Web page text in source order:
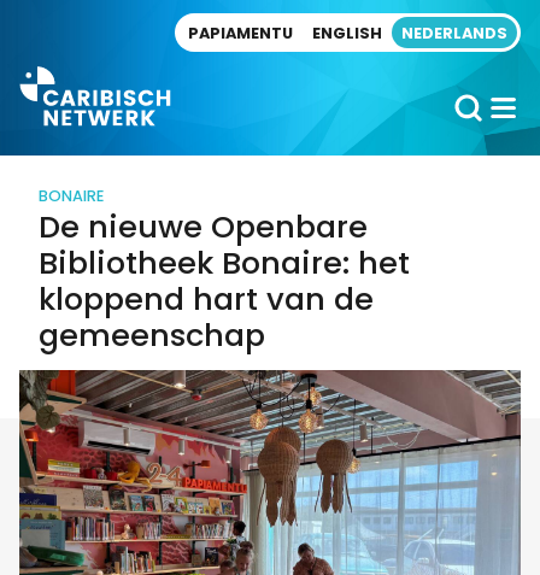
PAPIAMENTU ENGLISH NEDERLANDS
BONAIRE
De nieuwe Openbare
Bibliotheek Bonaire: het
kloppend hart van de
gemeenschap